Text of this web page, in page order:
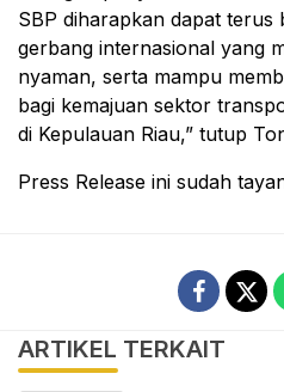
SBP diharapkan dapat terus
gerbang internasional yang
nyaman, serta mampu
bagi kemajuan sektor
di Kepulauan Riau,” tutup
Press Release ini sudah
ARTIKEL TERKAIT